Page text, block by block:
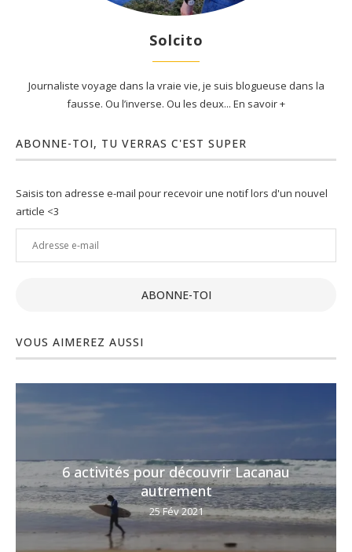
Solcito
Journaliste voyage dans la vraie vie, je suis blogueuse dans la
fausse. Ou l’inverse. Ou les deux... En savoir +
ABONNE-TOI, TU VERRAS C'EST SUPER
Saisis ton adresse e-mail pour recevoir une notif lors d'un nouvel
article <3
Adresse
e-
ABONNE-TOI
VOUS AIMEREZ AUSSI
6 activités pour découvrir Lacanau
autrement
25 Fév 2021